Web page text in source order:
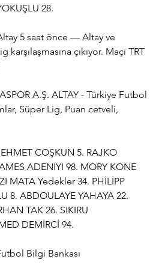
28.
5 saat önce — Altay ve
çıkıyor. Maçı TRT
A.Ş. ALTAY - Türkiye Futbol
Süper Lig, Puan cetveli,
COŞKUN 5. RAJKO
ADENIYI 98. MORY KONE
MATA Yedekler 34. PHİLİPP
8. ABDOULAYE YAHAYA 22.
TAK 26. SIKIRU
DEMİRCİ 94.
Bilgi Bankası